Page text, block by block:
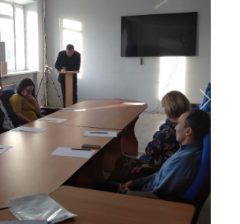
Next